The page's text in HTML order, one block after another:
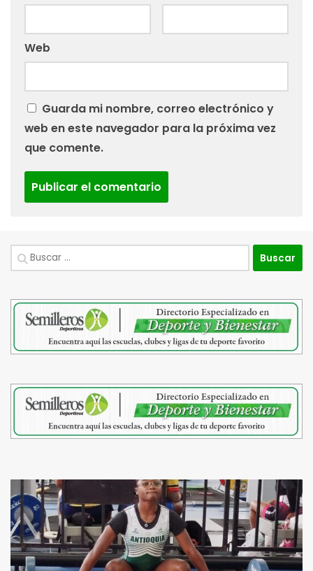
Web
Guarda mi nombre, correo electrónico y
web en este navegador para la próxima vez
que comente.
Buscar: